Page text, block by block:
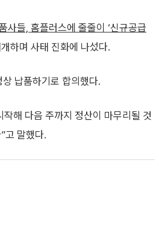
사들, 홈플러스에 줄줄이 ‘신규공급
하며 사태 진화에 나섰다.
납품하기로 합의했다.
해 다음 주까지 정산이 마무리될 것
고 말했다.